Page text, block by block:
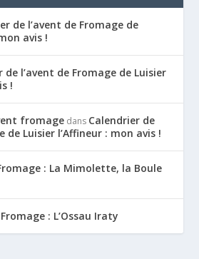
de l’avent de Fromage de
avis !
de l’avent de Fromage de Luisier
!
fromage dans Calendrier de
de Luisier l’Affineur : mon avis !
: La Mimolette, la Boule
: L’Ossau Iraty